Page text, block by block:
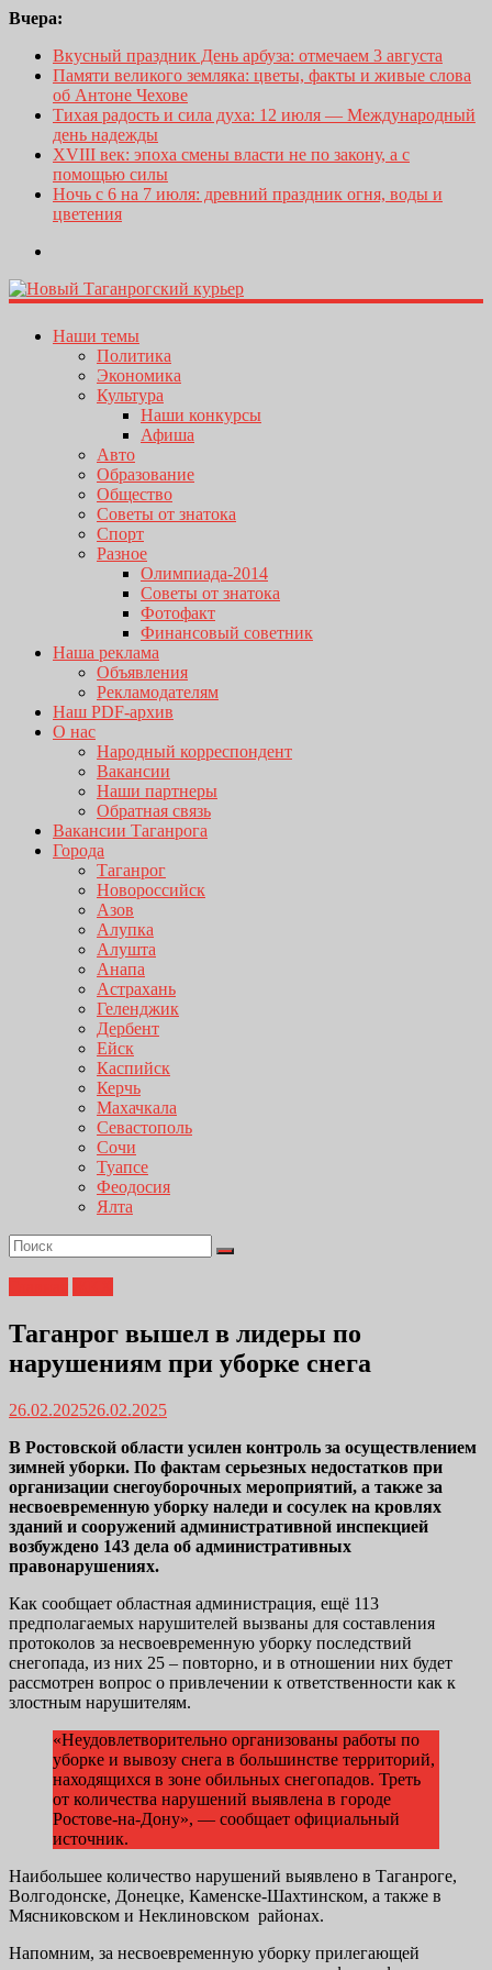
Вчера:
Вкусный праздник День арбуза: отмечаем 3 августа
Памяти великого земляка: цветы, факты и живые слова
об Антоне Чехове
Тихая радость и сила духа: 12 июля — Международный
день надежды
XVIII век: эпоха смены власти не по закону, а с
помощью силы
Ночь с 6 на 7 июля: древний праздник огня, воды и
цветения
Наши темы
Политика
Экономика
Культура
Наши конкурсы
Афиша
Авто
Образование
Общество
Советы от знатока
Спорт
Разное
Олимпиада-2014
Советы от знатока
Фотофакт
Финансовый советник
Наша реклама
Объявления
Рекламодателям
Наш PDF-архив
О нас
Народный корреспондент
Вакансии
Наши партнеры
Обратная связь
Вакансии Таганрога
Города
Таганрог
Новороссийск
Азов
Алупка
Алушта
Анапа
Астрахань
Геленджик
Дербент
Ейск
Каспийск
Керчь
Махачкала
Севастополь
Сочи
Туапсе
Феодосия
Ялта
Таганрог вышел в лидеры по
нарушениям при уборке снега
26.02.202526.02.2025
В Ростовской области усилен контроль за осуществлением
зимней уборки. По фактам серьезных недостатков при
организации снегоуборочных мероприятий, а также за
несвоевременную уборку наледи и сосулек на кровлях
зданий и сооружений административной инспекцией
возбуждено 143 дела об административных
правонарушениях.
Как сообщает областная администрация, ещё 113
предполагаемых нарушителей вызваны для составления
протоколов за несвоевременную уборку последствий
снегопада, из них 25 – повторно, и в отношении них будет
рассмотрен вопрос о привлечении к ответственности как к
злостным нарушителям.
«Неудовлетворительно организованы работы по
уборке и вывозу снега в большинстве территорий,
находящихся в зоне обильных снегопадов. Треть
от количества нарушений выявлена в городе
Ростове-на-Дону», — сообщает официальный
источник.
Наибольшее количество нарушений выявлено в Таганроге,
Волгодонске, Донецке, Каменске-Шахтинском, а также в
Мясниковском и Неклиновском районах.
Напомним, за несвоевременную уборку прилегающей